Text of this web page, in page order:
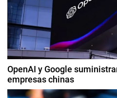
OpenAI y Google
empresas chinas